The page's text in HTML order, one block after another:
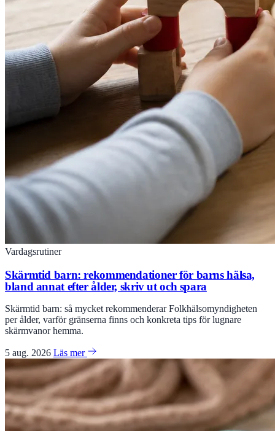
Vardagsrutiner
Skärmtid barn: rekommendationer för barns hälsa,
bland annat efter ålder, skriv ut och spara
Skärmtid barn: så mycket rekommenderar Folkhälsomyndigheten
per ålder, varför gränserna finns och konkreta tips för lugnare
skärmvanor hemma.
5 aug. 2026 Läs mer